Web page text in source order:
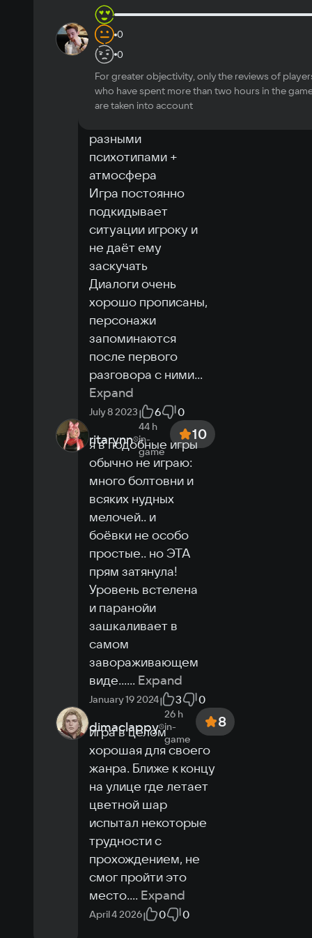
OS
Windows 10
Processor
Memory
GeForce 700 серии или Radeon HD 7730 и
sir.Dimga
Это действительно
одна из лучших игр
по лавкрафту!
Создание
разными
психотипами +
атмосфера
Игра постоянно
подкидывает
ситуации игроку и
не даёт ему
заскучать
Диалоги очень
хорошо прописаны,
персонажи
запоминаются
после первого
разговора с ними...
Expand
July 8 2023 6 0
ritarynn
44 h
in-
game
10
я в подобные игры
обычно не играю:
много болтовни и
всяких нудных
мелочей.. и
боёвки не особо
простые.. но ЭТА
прям затянула!
Уровень встелена
и паранойи
зашкаливает в
самом
завораживающем
виде...... Expand
January 19 2024 3 0
dimaclappy
26 h
in-
game
8
игра в целом
хорошая для своего
жанра. Ближе к концу
на улице где летает
цветной шар
испытал некоторые
трудности с
прохождением, не
смог пройти это
место.... Expand
April 4 2026 0 0
0
0
For greater objectivity, only the reviews of
who have spent more than two hours in the
are taken into account